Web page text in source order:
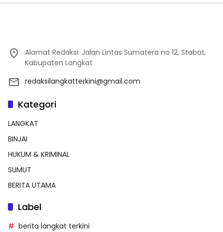
Alamat Redaksi: Jalan Lintas Sumatera no 12, Stabat,
Kabupaten Langkat
redaksilangkatterkini@gmail.com
Kategori
LANGKAT
BINJAI
HUKUM & KRIMINAL
SUMUT
BERITA UTAMA
Label
berita langkat terkini